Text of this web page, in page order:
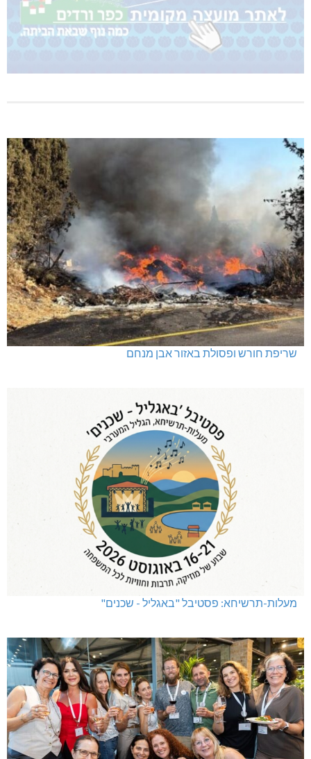
שריפת חורש ופסולת באזור אבן מנחם
מעלות-תרשיחא: פסטיבל "באגליל - שכנים"